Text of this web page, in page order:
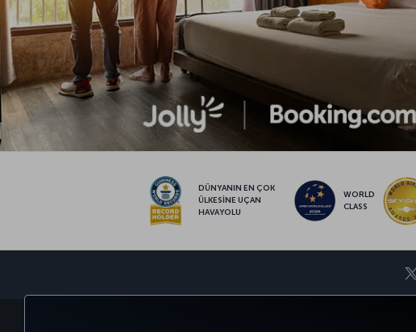
DÜNYANIN EN ÇOK
ÜLKESİNE UÇAN
HAVAYOLU
WORLD
CLASS